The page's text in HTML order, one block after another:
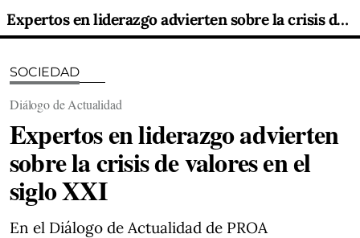
Expertos en liderazgo advierten sobre la crisis de valores en el siglo XXI
SOCIEDAD
Diálogo de Actualidad
Expertos en liderazgo advierten
sobre la crisis de valores en el
siglo XXI
En el Diálogo de Actualidad de PROA